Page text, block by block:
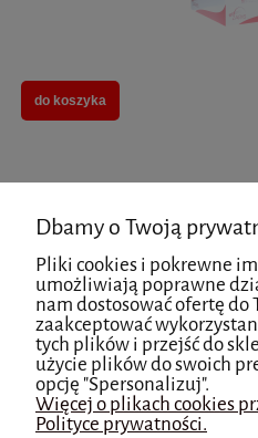
do koszyka
KOMPRESY GAZOWE JAŁOWE
Dbamy o Twoją
Pliki cookies i pokrewne
umożliwiają poprawne
nam dostosować ofertę do
zaakceptować
tych plików i przejść do
użycie plików do swoich
opcję "Spersonalizuj".
Więcej o plikach cookies
Polityce prywatności.